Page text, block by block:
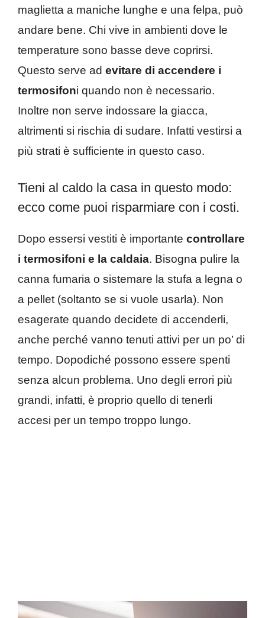
maglietta a maniche lunghe e una felpa, può
andare bene. Chi vive in ambienti dove le
temperature sono basse deve coprirsi.
Questo serve ad evitare di accendere i
termosifoni quando non è necessario.
Inoltre non serve indossare la giacca,
altrimenti si rischia di sudare. Infatti vestirsi a
più strati è sufficiente in questo caso.
Tieni al caldo la casa in questo modo:
ecco come puoi risparmiare con i costi.
Dopo essersi vestiti è importante controllare
i termosifoni e la caldaia. Bisogna pulire la
canna fumaria o sistemare la stufa a legna o
a pellet (soltanto se si vuole usarla). Non
esagerate quando decidete di accenderli,
anche perché vanno tenuti attivi per un po’ di
tempo. Dopodiché possono essere spenti
senza alcun problema. Uno degli errori più
grandi, infatti, è proprio quello di tenerli
accesi per un tempo troppo lungo.